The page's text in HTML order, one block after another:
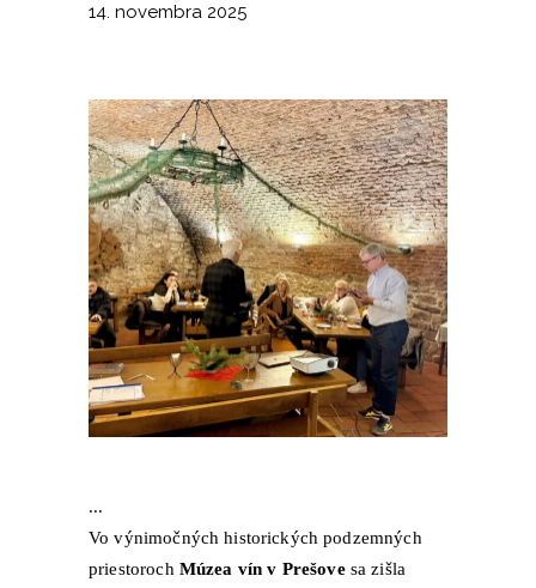
14. novembra 2025
Vo výnimočných historických podzemných
priestoroch Múzea vín v Prešovesa zišla